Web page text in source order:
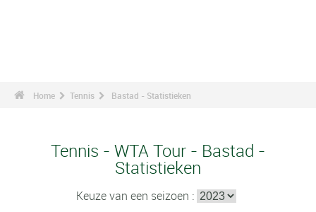
Home Tennis Bastad - Statistieken
Tennis - WTA Tour - Bastad -
Statistieken
Keuze van een seizoen :